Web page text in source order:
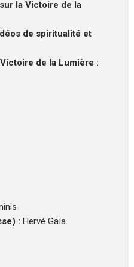
la Victoire de la
de spiritualité et
de la Lumière :
: Hervé Gaïa